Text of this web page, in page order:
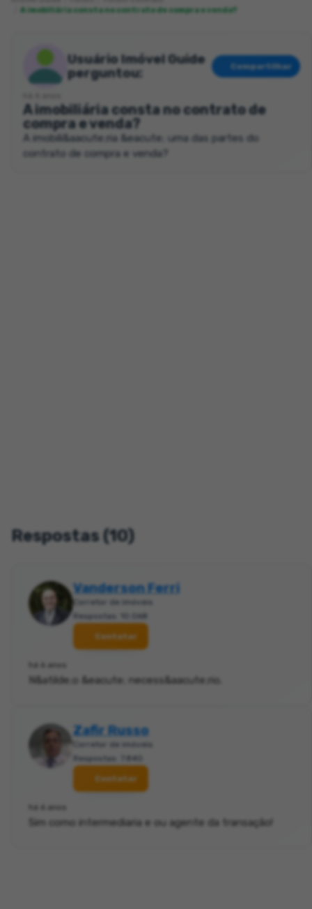
A imobiliária consta no contrato de compra e venda?
Usuário Imóvel Guide
perguntou:
Compartilhar
A imobiliária consta no contrato de
compra e venda?
A imobili&aacute;ria &eacute; uma das partes do
contrato de compra e venda?
Respostas (10)
Vanderson Ferri
Corretor de imóveis
Respostas: 10.068
Contatar
há 6 anos
N&atilde;o &eacute; necess&aacute;rio.
Zafir Russo
Corretor de imóveis
Respostas: 7.840
Contatar
há 6 anos
Sim como intermediaria e ou agente da transação!